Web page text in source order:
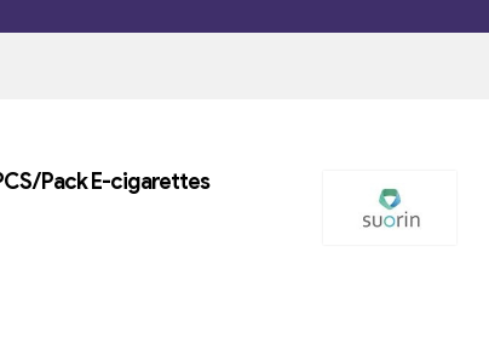
Pack E-cigarettes